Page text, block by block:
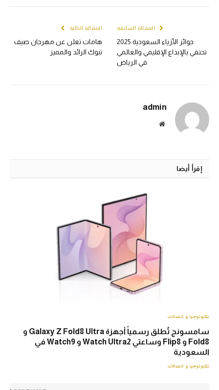
المقالة السابقة
جوائز الأزياء السعودية 2025
تحتفي بالإبداع الإقليمي والعالمي
في الرياض
المقالة التالية
هامات تعلن عن مهرجان صيف
تبوك الرائد والمميز
admin
الموقع
إقرأ أيضا
تكنولوجيا و اتصالات
سامسونج تُطلق رسمياً أجهزة Galaxy Z Fold8 Ultra و
Fold8 و Flip8 وساعتي Watch Ultra2 و Watch9 في
السعودية
تكنولوجيا و اتصالات